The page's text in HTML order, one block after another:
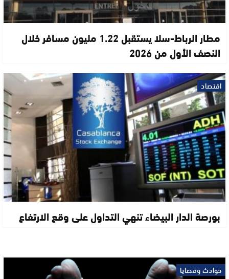
مطار الرباط-سلا يستقبل 1.22 مليون مسافر خلال
النصف الأول من 2026
اقتصاد
بورصة الدار البيضاء تنهي التداول على وقع الارتفاع
حوادث وقضايا